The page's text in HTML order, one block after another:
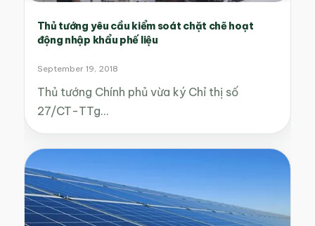
Thủ tướng yêu cầu kiểm soát chặt chẽ hoạt
động nhập khẩu phế liệu
September 19, 2018
Thủ tướng Chính phủ vừa ký Chỉ thị số
27/CT-TTg…